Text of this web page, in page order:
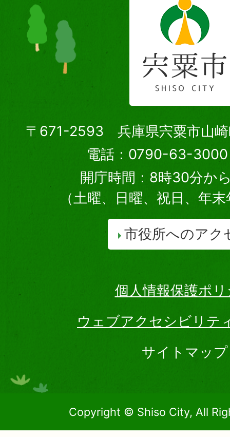
〒671-2593 兵庫県宍粟市山崎
電話：0790-63-3000
開庁時間：8時30分か
（土曜、日曜、祝日、年
市役所へのアク
個人情報保護ポ
ウェブアクセシビリテ
サイトマップ
Copyright © Shiso City, All